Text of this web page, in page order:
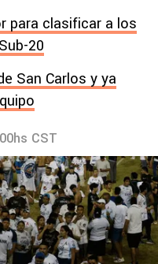
para clasificar a los
20
San Carlos y ya
CST